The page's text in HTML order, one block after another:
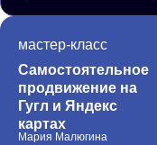
мастер-класс
Самостоятельное
продвижение на
Гугл и Яндекс
картах
Мария Малюгина